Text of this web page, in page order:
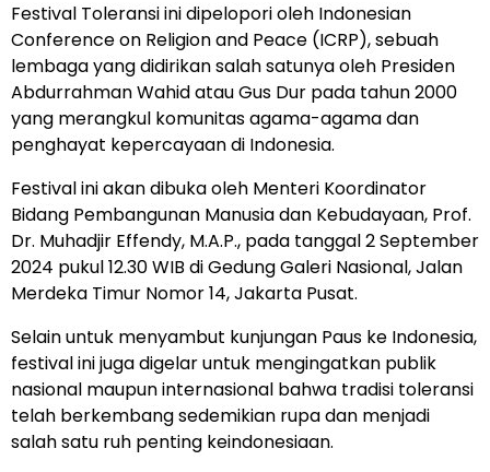
Festival Toleransi ini dipelopori oleh Indonesian
Conference on Religion and Peace (ICRP), sebuah
lembaga yang didirikan salah satunya oleh Presiden
Abdurrahman Wahid atau Gus Dur pada tahun 2000
yang merangkul komunitas agama-agama dan
penghayat kepercayaan di Indonesia.
Festival ini akan dibuka oleh Menteri Koordinator
Bidang Pembangunan Manusia dan Kebudayaan, Prof.
Dr. Muhadjir Effendy, M.A.P., pada tanggal 2 September
2024 pukul 12.30 WIB di Gedung Galeri Nasional, Jalan
Merdeka Timur Nomor 14, Jakarta Pusat.
Selain untuk menyambut kunjungan Paus ke Indonesia,
festival ini juga digelar untuk mengingatkan publik
nasional maupun internasional bahwa tradisi toleransi
telah berkembang sedemikian rupa dan menjadi
salah satu ruh penting keindonesiaan.